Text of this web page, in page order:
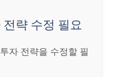
략 수정 필요
자 전략을 수정할 필